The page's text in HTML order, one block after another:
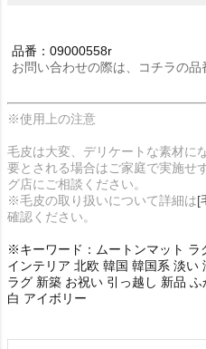
品番：09000558r
お問い合わせの際は、コチラの
※使用上の注意
毛皮は大変、デリケートな素材に
要とされる場合はご家庭で実施せ
グ店にご相談ください。
※毛皮の取り扱いについて詳細は[
確認ください。
※キーワード：ムートンマット ラ
インテリア 北欧 韓国 韓国系 淡
ラグ 新築 お祝い 引っ越し 新品
白 アイボリー